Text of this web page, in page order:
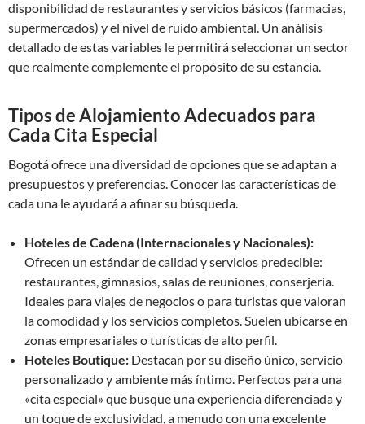
disponibilidad de restaurantes y servicios básicos (farmacias,
supermercados) y el nivel de ruido ambiental. Un análisis
detallado de estas variables le permitirá seleccionar un sector
que realmente complemente el propósito de su estancia.
Tipos de Alojamiento Adecuados para
Cada Cita Especial
Bogotá ofrece una diversidad de opciones que se adaptan a
presupuestos y preferencias. Conocer las características de
cada una le ayudará a afinar su búsqueda.
Hoteles de Cadena (Internacionales y Nacionales):
Ofrecen un estándar de calidad y servicios predecible:
restaurantes, gimnasios, salas de reuniones, conserjería.
Ideales para viajes de negocios o para turistas que valoran
la comodidad y los servicios completos. Suelen ubicarse en
zonas empresariales o turísticas de alto perfil.
Hoteles Boutique: Destacan por su diseño único, servicio
personalizado y ambiente más íntimo. Perfectos para una
«cita especial» que busque una experiencia diferenciada y
un toque de exclusividad, a menudo con una excelente